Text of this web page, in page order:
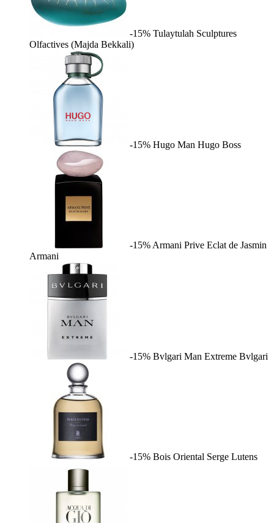
-15% Tulaytulah Sculptures
Olfactives (Majda Bekkali)
-15% Hugo Man Hugo Boss
-15% Armani Prive Eclat de Jasmin
Armani
-15% Bvlgari Man Extreme Bvlgari
-15% Bois Oriental Serge Lutens